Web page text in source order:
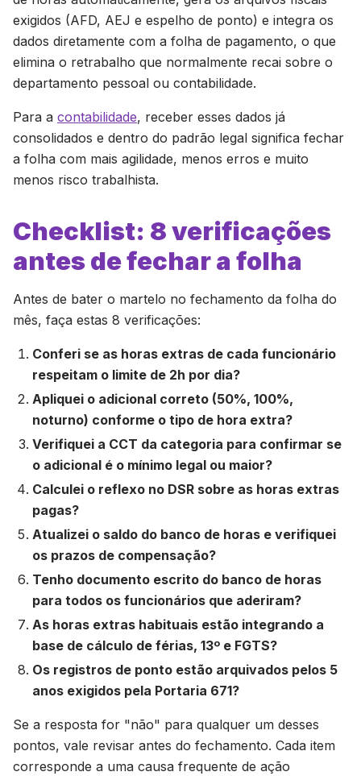
exigidos (AFD, AEJ e espelho de ponto) e integra os
dados diretamente com a folha de pagamento, o que
elimina o retrabalho que normalmente recai sobre o
departamento pessoal ou contabilidade.
Para a contabilidade, receber esses dados já
consolidados e dentro do padrão legal significa fechar
a folha com mais agilidade, menos erros e muito
menos risco trabalhista.
Checklist: 8 verificações
antes de fechar a folha
Antes de bater o martelo no fechamento da folha do
mês, faça estas 8 verificações:
Conferi se as horas extras de cada funcionário
respeitam o limite de 2h por dia?
Apliquei o adicional correto (50%, 100%,
noturno) conforme o tipo de hora extra?
Verifiquei a CCT da categoria para confirmar se
o adicional é o mínimo legal ou maior?
Calculei o reflexo no DSR sobre as horas extras
pagas?
Atualizei o saldo do banco de horas e verifiquei
os prazos de compensação?
Tenho documento escrito do banco de horas
para todos os funcionários que aderiram?
As horas extras habituais estão integrando a
base de cálculo de férias, 13º e FGTS?
Os registros de ponto estão arquivados pelos 5
anos exigidos pela Portaria 671?
Se a resposta for "não" para qualquer um desses
pontos, vale revisar antes do fechamento. Cada item
corresponde a uma causa frequente de ação